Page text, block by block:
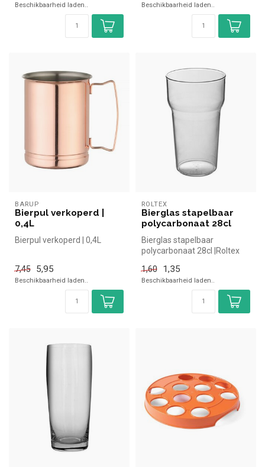
Beschikbaarheid laden.. Beschikbaarheid laden..
BARUP
Bierpul verkoperd |
0,4L
Bierpul verkoperd | 0,4L
7,45 5,95
Beschikbaarheid laden..
ROLTEX
Bierglas stapelbaar
polycarbonaat 28cl
Bierglas stapelbaar
polycarbonaat 28cl |Roltex
de h...
1,60 1,35
Beschikbaarheid laden..